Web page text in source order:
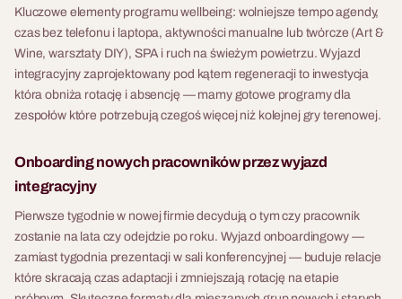
Kluczowe elementy programu wellbeing: wolniejsze tempo agendy,
czas bez telefonu i laptopa, aktywności manualne lub twórcze (Art &
Wine, warsztaty DIY), SPA i ruch na świeżym powietrzu. Wyjazd
integracyjny zaprojektowany pod kątem regeneracji to inwestycja
która obniża rotację i absencję — mamy gotowe programy dla
zespołów które potrzebują czegoś więcej niż kolejnej gry terenowej.
Onboarding nowych pracowników przez wyjazd
integracyjny
Pierwsze tygodnie w nowej firmie decydują o tym czy pracownik
zostanie na lata czy odejdzie po roku. Wyjazd onboardingowy —
zamiast tygodnia prezentacji w sali konferencyjnej — buduje relacje
które skracają czas adaptacji i zmniejszają rotację na etapie